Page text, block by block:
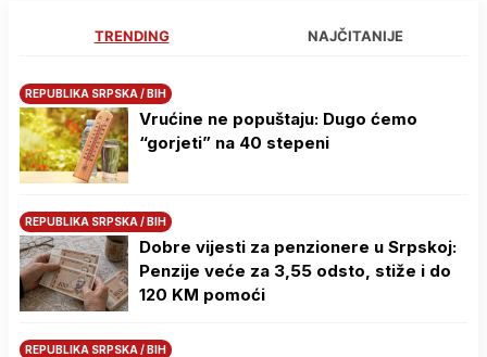
TRENDING NAJČITANIJE
REPUBLIKA SRPSKA / BIH
Vrućine ne popuštaju: Dugo ćemo
“gorjeti” na 40 stepeni
REPUBLIKA SRPSKA / BIH
Dobre vijesti za penzionere u Srpskoj:
Penzije veće za 3,55 odsto, stiže i do
120 KM pomoći
REPUBLIKA SRPSKA / BIH